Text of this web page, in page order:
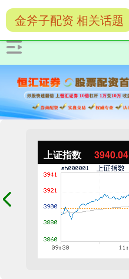
上证指数 3940.04
金斧子配资 相关话题